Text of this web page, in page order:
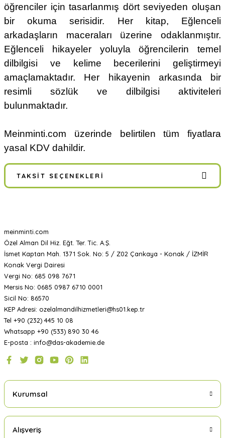
öğrenciler için tasarlanmış dört seviyeden oluşan
bir okuma serisidir. Her kitap, Eğlenceli
arkadaşların maceraları üzerine odaklanmıştır.
Eğlenceli hikayeler yoluyla öğrencilerin temel
dilbilgisi ve kelime becerilerini geliştirmeyi
amaçlamaktadır. Her hikayenin arkasında bir
resimli sözlük ve dilbilgisi aktiviteleri
bulunmaktadır.
Meinminti.com üzerinde belirtilen tüm fiyatlara
yasal KDV dahildir.
TAKSIT SEÇENEKLERI
meinminti.com
Özel Alman Dil Hiz. Eğt. Ter. Tic. A.Ş.
İsmet Kaptan Mah. 1371 Sok. No: 5 / Z02 Çankaya - Konak / İZMİR
Konak Vergi Dairesi
Vergi No: 685 098 7671
Mersis No: 0685 0987 6710 0001
Sicil No: 86570
KEP Adresi: ozelalmandilhizmetleri@hs01.kep.tr
Tel +90 (232) 445 10 08
Whatsapp +90 (533) 890 30 46
E-posta : info@das-akademie.de
Kurumsal
Alışveriş